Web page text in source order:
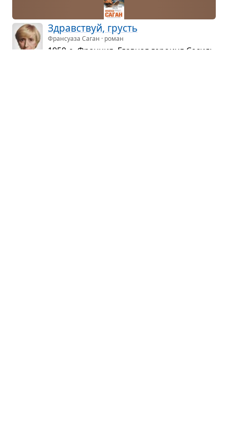
Здрав­ствуй, грусть
Франсуаза Саган · роман
1950-е. Фран­ция. Глав­ная геро­иня Сесиль